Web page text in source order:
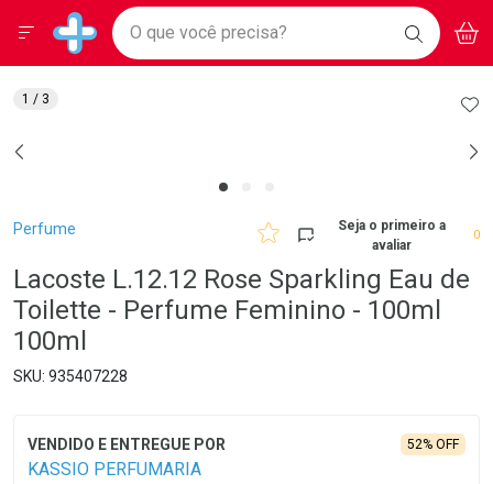
Drogarias Pacheco
Baixe nosso APP e aproveite Ofertas Exclusivas!
BAIXE
O APP
Ir direto para a home
pela página
Ir direto para o conteúdo
Ir direto para a busca
Ir direto para a conta
Faça a sua busca
O que você precisa? BUSCAR
Menu
Breadcrumb
Perfume
Seja o primeiro a
avaliar
0
Lacoste L.12.12 Rose Sparkling Eau de
Toilette - Perfume Feminino - 100ml
100ml
935407228
KASSIO PERFUMARIA
52% OFF
1 / 3